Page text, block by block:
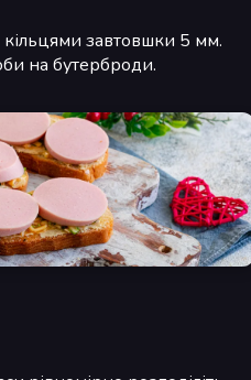
завтовшки 5 мм.
на бутерброди.